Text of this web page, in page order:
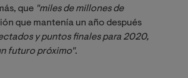
que "miles de millones de
que mantenía un año después
y puntos finales para 2020,
futuro próximo".